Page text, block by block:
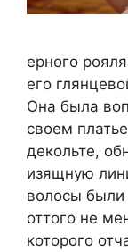
ерного
его
Она была
своем
декольте,
изящную
волосы
оттого не
которого